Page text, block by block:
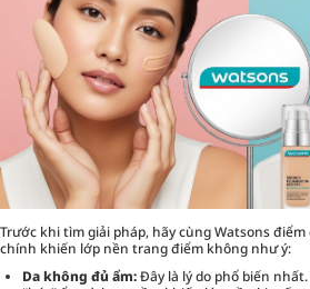
Trước khi tìm giải pháp, hãy cùng Watsons
chính khiến lớp nền trang điểm không như ý:
Da không đủ ẩm:Đây là lý do phổ biến